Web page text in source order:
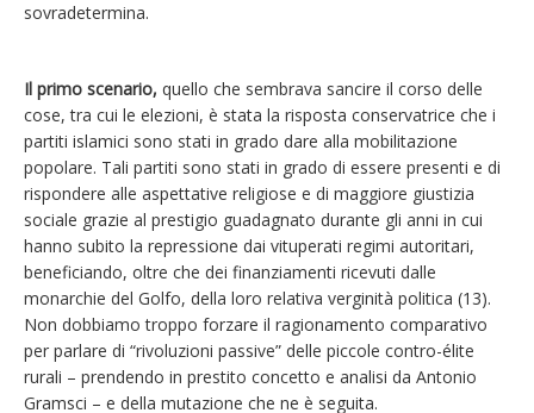
sovradetermina.
Il primo scenario, quello che sembrava sancire il corso delle
cose, tra cui le elezioni, è stata la risposta conservatrice che i
partiti islamici sono stati in grado dare alla mobilitazione
popolare. Tali partiti sono stati in grado di essere presenti e di
rispondere alle aspettative religiose e di maggiore giustizia
sociale grazie al prestigio guadagnato durante gli anni in cui
hanno subito la repressione dai vituperati regimi autoritari,
beneficiando, oltre che dei finanziamenti ricevuti dalle
monarchie del Golfo, della loro relativa verginità politica (13).
Non dobbiamo troppo forzare il ragionamento comparativo
per parlare di “rivoluzioni passive” delle piccole contro-élite
rurali – prendendo in prestito concetto e analisi da Antonio
Gramsci – e della mutazione che ne è seguita.